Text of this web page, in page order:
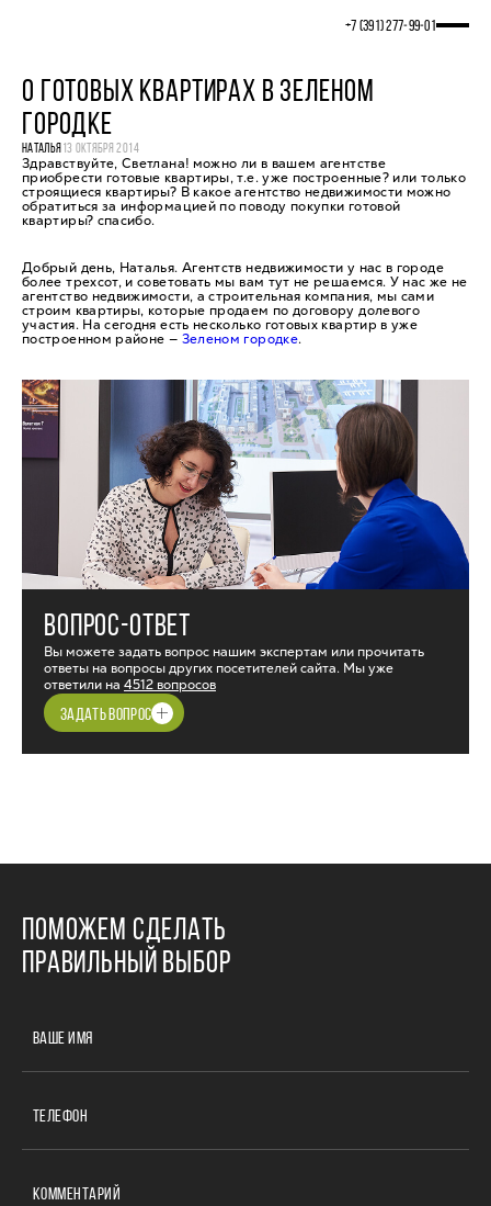
+7 (391) 277‒99‒01
О ГОТОВЫХ КВАРТИРАХ В ЗЕЛЕНОМ
ГОРОДКЕ
НАТАЛЬЯ 13 ОКТЯБРЯ 2014
Здравствуйте, Светлана! можно ли в вашем агентстве
приобрести готовые квартиры, т.е. уже построенные? или только
строящиеся квартиры? В какое агентство недвижимости можно
обратиться за информацией по поводу покупки готовой
квартиры? спасибо.
Добрый день, Наталья. Агентств недвижимости у нас в городе
более трехсот, и советовать мы вам тут не решаемся. У нас же не
агентство недвижимости, а строительная компания, мы сами
строим квартиры, которые продаем по договору долевого
участия. На сегодня есть несколько готовых квартир в уже
построенном районе — Зеленом городке.
ВОПРОС-ОТВЕТ
Вы можете задать вопрос нашим экспертам или прочитать
ответы на вопросы других посетителей сайта. Мы уже
ответили на 4512 вопросов
ЗАДАТЬ ВОПРОС
ПОМОЖЕМ СДЕЛАТЬ
ПРАВИЛЬНЫЙ ВЫБОР
ВАШЕ ИМЯ
ТЕЛЕФОН
КОММЕНТАРИЙ